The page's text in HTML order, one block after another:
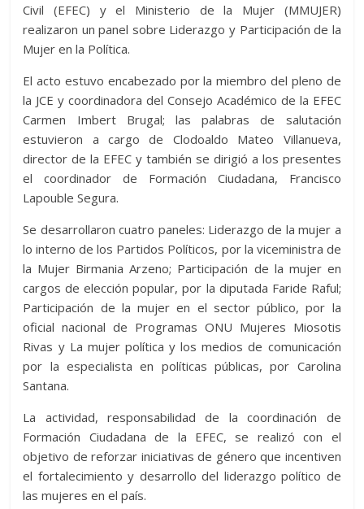
Civil (EFEC) y el Ministerio de la Mujer (MMUJER)
realizaron un panel sobre Liderazgo y Participación de la
Mujer en la Política.
El acto estuvo encabezado por la miembro del pleno de
la JCE y coordinadora del Consejo Académico de la EFEC
Carmen Imbert Brugal; las palabras de salutación
estuvieron a cargo de Clodoaldo Mateo Villanueva,
director de la EFEC y también se dirigió a los presentes
el coordinador de Formación Ciudadana, Francisco
Lapouble Segura.
Se desarrollaron cuatro paneles: Liderazgo de la mujer a
lo interno de los Partidos Políticos, por la viceministra de
la Mujer Birmania Arzeno; Participación de la mujer en
cargos de elección popular, por la diputada Faride Raful;
Participación de la mujer en el sector público, por la
oficial nacional de Programas ONU Mujeres Miosotis
Rivas y La mujer política y los medios de comunicación
por la especialista en políticas públicas, por Carolina
Santana.
La actividad, responsabilidad de la coordinación de
Formación Ciudadana de la EFEC, se realizó con el
objetivo de reforzar iniciativas de género que incentiven
el fortalecimiento y desarrollo del liderazgo político de
las mujeres en el país.